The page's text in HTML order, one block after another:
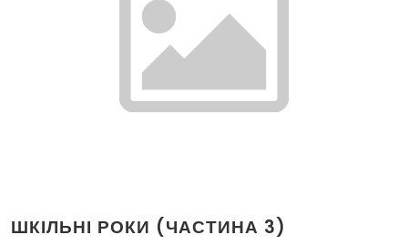
ШКІЛЬНІ РОКИ (ЧАСТИНА 3)